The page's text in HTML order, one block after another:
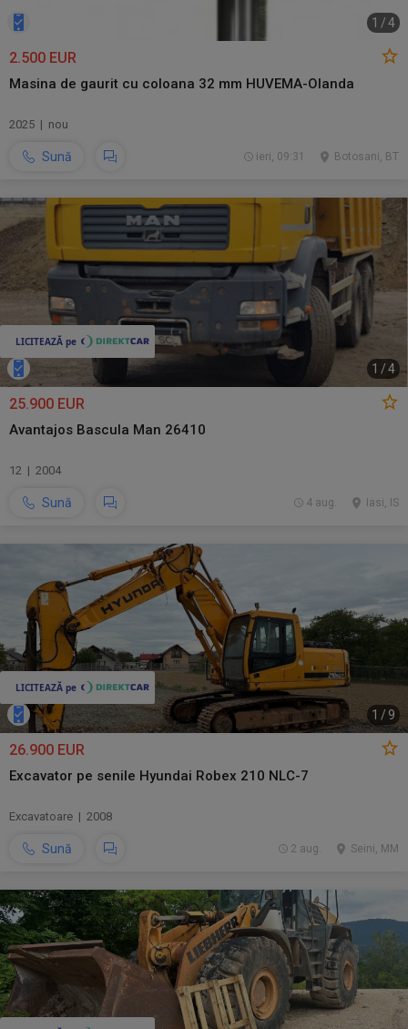
1 /4
2.500 EUR
Masina de gaurit cu coloana 32 mm HUVEMA-Olanda
2025 | nou
Sună Botosani, BT
ieri, 09:31
1 /4
25.900 EUR
Avantajos Bascula Man 26410
12 | 2004
Sună Iasi, IS
4 aug.
1 /9
26.900 EUR
Excavator pe senile Hyundai Robex 210 NLC-7
Excavatoare | 2008
Sună Seini, MM
2 aug.